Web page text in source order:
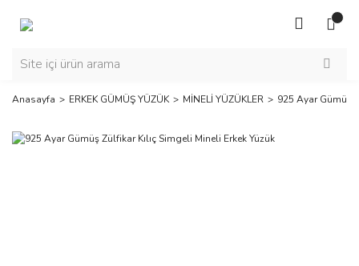
Anasayfa ERKEK GÜMÜŞ YÜZÜK MİNELİ YÜZÜKLER 925 Ayar Gümüş